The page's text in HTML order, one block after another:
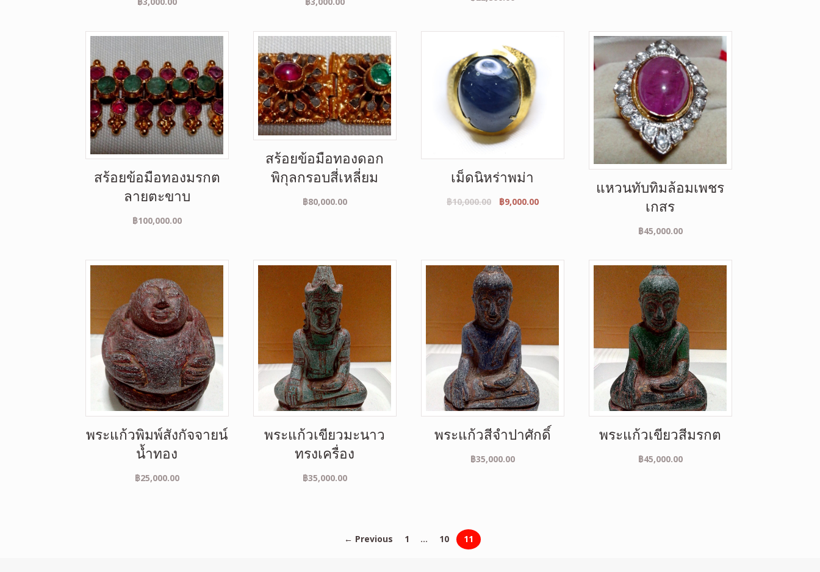
สร้อยข้อมือทองมรกต
ลายตะขาบ
฿100,000.00
สร้อยข้อมือทองดอก
พิกุลกรอบสี่เหลี่ยม
฿80,000.00
เม็ดนิหร่าพม่า
฿10,000.00 ฿9,000.00
แหวนทับทิมล้อมเพชร
เกสร
฿45,000.00
พระแก้วพิมพ์สังกัจจายน์
น้ำทอง
฿25,000.00
พระแก้วเขียวมะนาว
ทรงเครื่อง
฿35,000.00
พระแก้วสีจำปาศักดิ์
฿35,000.00
พระแก้วเขียวสีมรกต
฿45,000.00
← Previous 1 … 10 11